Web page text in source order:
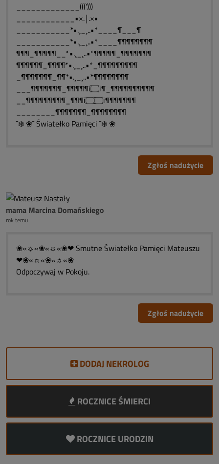
_____________(((')))
____________•×.￨.×•
___________*•.¸_¸..•*____¶___¶
___________*•.¸_¸..•*____¶¶¶¶¶¶¶¶
¶¶¶_¶¶¶¶¶__*•.¸_¸..•*¶¶¶¶¶_¶¶¶¶¶¶¶
¶¶¶¶¶¶_¶¶¶¶*•.¸_¸..•*_¶¶¶¶¶¶¶¶¶
_¶¶¶¶¶¶¶_¶¶*•.¸_¸..•*¶¶¶¶¶¶¶¶
___¶¶¶¶¶¶¶_¶¶¶¶¶i۝i¶_¶¶¶¶¶¶¶¶¶¶
__¶¶¶¶¶¶¶¶¶_¶¶¶i۝۝i¶¶¶¶¶¶¶
________¶¶¶¶¶¶¶_¶¶¶¶¶¶¶¶
¯❄️ ❀¯ Światełko Pamięci ¯❄️ ❀
Zgłoś nadużycie
mama Marcina Domańskiego
rok temu
❀«☼«❀«☼«❀❤ Smutne Światełko Pamięci Mateuszu
❤❀«☼«❀«☼«❀
Odpoczywaj w Pokoju.
Zgłoś nadużycie
DODAJ NEKROLOG
ROCZNICE ŚMIERCI
ROCZNICE URODZIN